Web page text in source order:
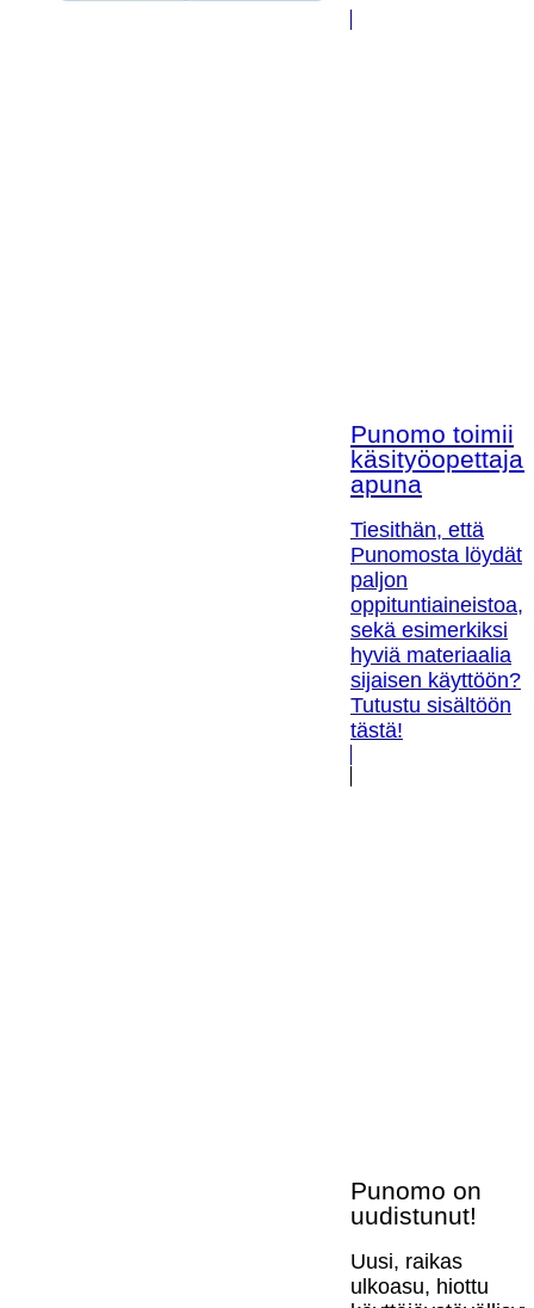
Punomo toimii
apuna
Tiesithän, että
Punomosta löydät
paljon
oppituntiaineistoa,
sekä esimerkiksi
hyviä materiaalia
sijaisen käyttöön?
Tutustu sisältöön
tästä!
Punomo on
uudistunut!
Uusi, raikas
ulkoasu, hiottu